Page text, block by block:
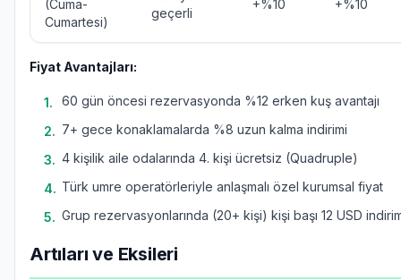
(Cuma-
Cumartesi)
geçerli
+%10 +%10
Fiyat Avantajları:
1.
60 gün öncesi rezervasyonda %12 erken kuş avantajı
2. 7+ gece konaklamalarda %8 uzun kalma indirimi
3. 4 kişilik aile odalarında 4. kişi ücretsiz (Quadruple)
4. Türk umre operatörleriyle anlaşmalı özel kurumsal fiyat
5. Grup rezervasyonlarında (20+ kişi) kişi başı 12 USD
Artıları ve Eksileri